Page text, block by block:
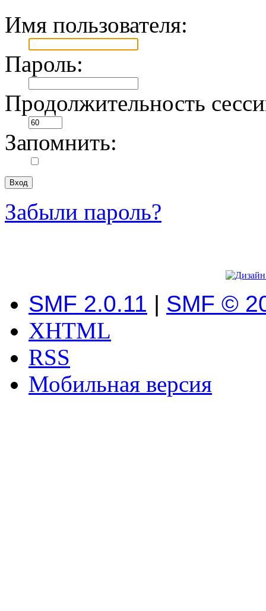
Имя пользователя:
Пароль:
Продолжительность
Запомнить:
Забыли пароль?
SMF 2.0.11 | SMF ©
XHTML
RSS
Мобильная версия